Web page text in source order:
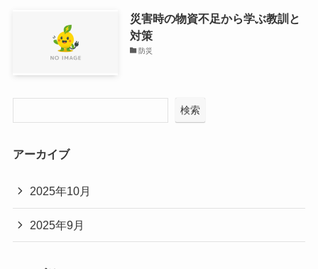
災害時の物資不足から学ぶ教訓と
対策
防災
検索
アーカイブ
2025年10月
2025年9月